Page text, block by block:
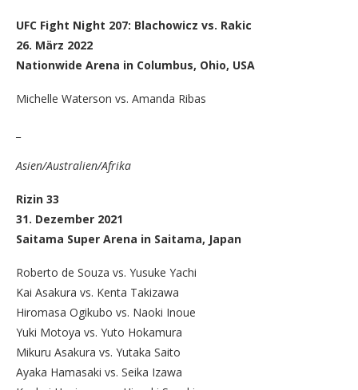
UFC Fight Night 207: Blachowicz vs. Rakic
26. März 2022
Nationwide Arena in Columbus, Ohio, USA
Michelle Waterson vs. Amanda Ribas
Asien/Australien/Afrika
Rizin 33
31. Dezember 2021
Saitama Super Arena in Saitama, Japan
Roberto de Souza vs. Yusuke Yachi
Kai Asakura vs. Kenta Takizawa
Hiromasa Ogikubo vs. Naoki Inoue
Yuki Motoya vs. Yuto Hokamura
Mikuru Asakura vs. Yutaka Saito
Ayaka Hamasaki vs. Seika Izawa